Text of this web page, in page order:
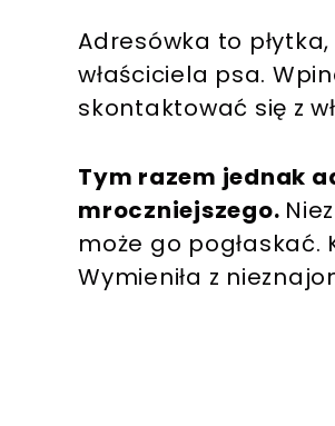
Adresówka to
właściciela psa.
skontaktować się z
Tym razem jednak
mroczniejszego.
może go pogłaskać.
Wymieniła z